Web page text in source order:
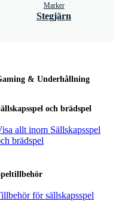
Marker
Stegjärn
& Underhållning
och brädspel
allt inom Sällskapsspel
brädspel
för sällskapsspel